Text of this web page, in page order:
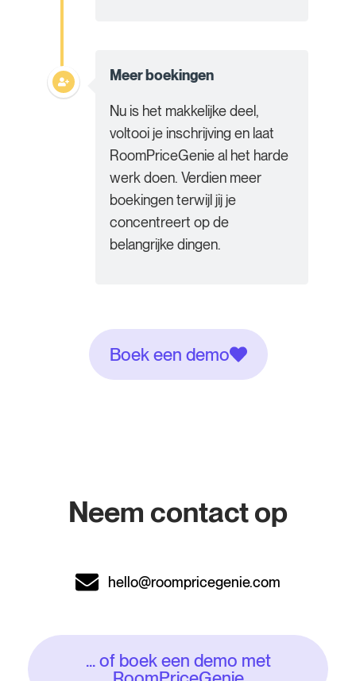
Meer boekingen
Nu is het makkelijke deel,
voltooi je inschrijving en laat
RoomPriceGenie al het harde
werk doen. Verdien meer
boekingen terwijl jij je
concentreert op de
belangrijke dingen.
Boek een demo
Neem contact op
hello@roompricegenie.com
... of boek een demo met